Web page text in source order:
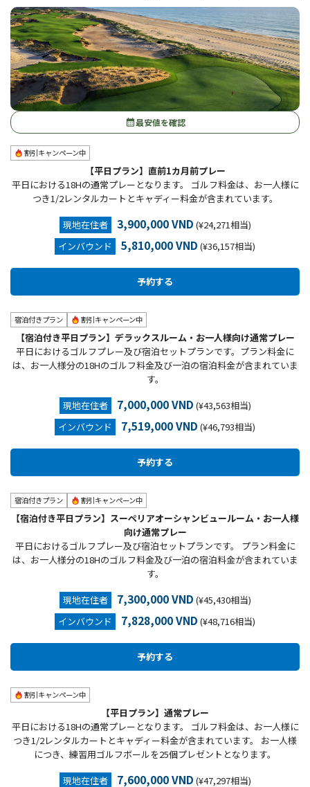
calendar_month最安値を確認
割引キャンペーン中
【平日プラン】直前1カ月前プレー
平日における18Hの通常プレーとなります。 ゴルフ料金は、お一人様に
つき1/2レンタルカートとキャディー料金が含まれています。
現地在住者
3,900,000 VND (¥24,271相当)
インバウンド
5,810,000 VND (¥36,157相当)
宿泊付きプラン 割引キャンペーン中
【宿泊付き平日プラン】デラックスルーム・お一人様向け通常プレー
平日におけるゴルフプレー及び宿泊セットプランです。プラン料金に
は、お一人様分の18Hのゴルフ料金及び一泊の宿泊料金が含まれていま
す。
現地在住者
7,000,000 VND (¥43,563相当)
インバウンド
7,519,000 VND (¥46,793相当)
宿泊付きプラン 割引キャンペーン中
【宿泊付き平日プラン】スーペリアオーシャンビュールーム・お一人様
向け通常プレー
平日におけるゴルフプレー及び宿泊セットプランです。 プラン料金に
は、お一人様分の18Hのゴルフ料金及び一泊の宿泊料金が含まれていま
す。
現地在住者
7,300,000 VND (¥45,430相当)
インバウンド
7,828,000 VND (¥48,716相当)
割引キャンペーン中
【平日プラン】通常プレー
平日における18Hの通常プレーとなります。 ゴルフ料金は、お一人様に
つき1/2レンタルカートとキャディー料金が含まれています。 お一人様
につき、練習用ゴルフボールを25個プレゼントとなります。
現地在住者
7,600,000 VND (¥47,297相当)